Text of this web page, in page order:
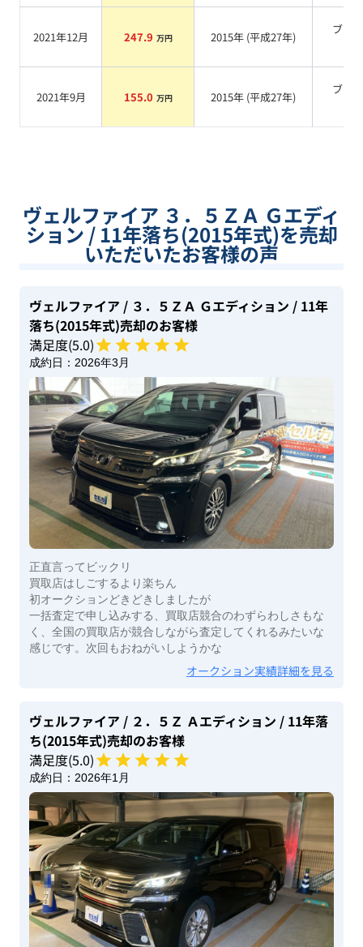
2021年12月 247.9 万円 2015年 (平成27年)
ブラ
2021年9月 155.0 万円 2015年 (平成27年)
ブラ
ヴェルファイア ３．５ＺＡ Ｇエディ
ション / 11年落ち(2015年式)を売却
いただいたお客様の声
ヴェルファイア / ３．５ＺＡ Ｇエディション / 11年
落ち(2015年式)売却のお客様
満足度(5.0)
成約日： 2026年3月
正直言ってビックリ
買取店はしごするより楽ちん
初オークションどきどきしましたが
一括査定で申し込みする、買取店競合のわずらわしさもな
く、全国の買取店が競合しながら査定してくれるみたいな
感じです。次回もおねがいしようかな
オークション実績詳細を見る
ヴェルファイア / ２．５Ｚ Ａエディション / 11年落
ち(2015年式)売却のお客様
満足度(5.0)
成約日： 2026年1月